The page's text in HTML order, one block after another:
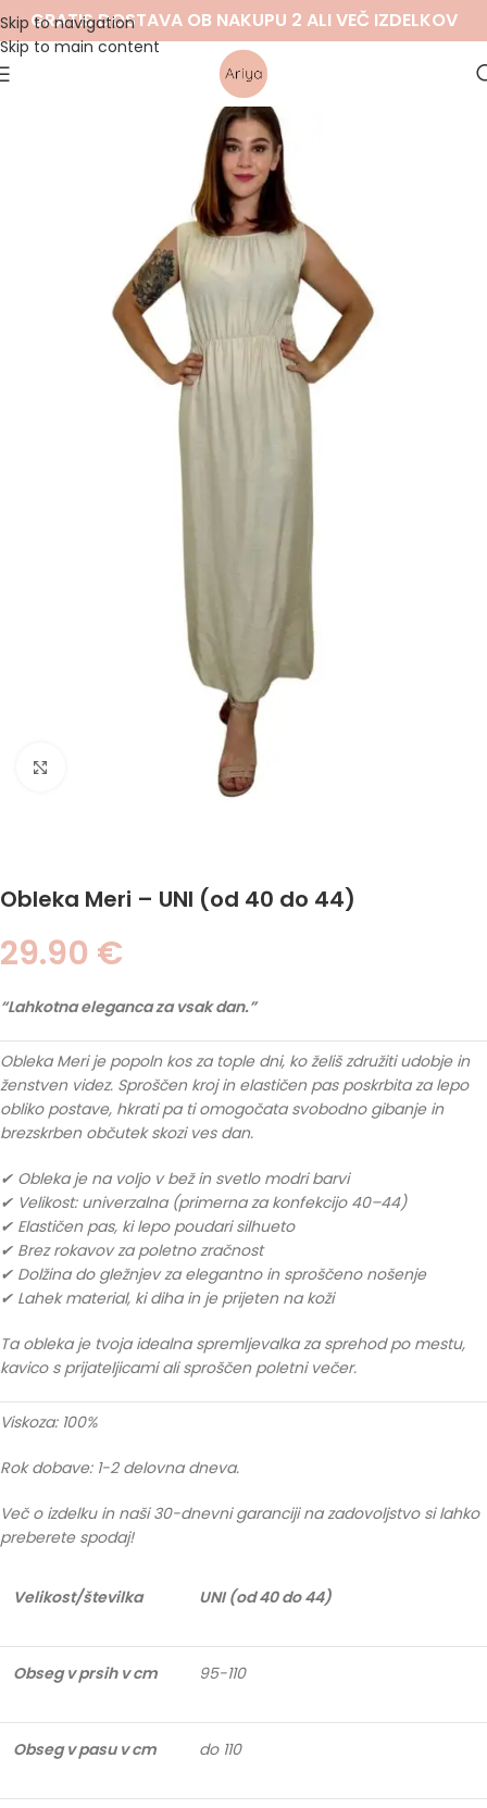
Skip to navigation
Skip to main content
GRATIS DOSTAVA OB NAKUPU 2 ALI VEČ IZDELKOV
Obleka Meri – UNI (od 40 do 44)
29.90 €
“Lahkotna eleganca za vsak dan.”
Obleka Meri je popoln kos za tople dni, ko želiš združiti udobje in
ženstven videz. Sproščen kroj in elastičen pas poskrbita za lepo
obliko postave, hkrati pa ti omogočata svobodno gibanje in
brezskrben občutek skozi ves dan.
✔ Obleka je na voljo v bež in svetlo modri barvi
✔ Velikost: univerzalna (primerna za konfekcijo 40–44)
✔ Elastičen pas, ki lepo poudari silhueto
✔ Brez rokavov za poletno zračnost
✔ Dolžina do gležnjev za elegantno in sproščeno nošenje
✔ Lahek material, ki diha in je prijeten na koži
Ta obleka je tvoja idealna spremljevalka za sprehod po mestu,
kavico s prijateljicami ali sproščen poletni večer.
Viskoza: 100%
Rok dobave: 1-2 delovna dneva.
Več o izdelku in naši 30-dnevni garanciji na zadovoljstvo si lahko
preberete spodaj!
Velikost/številka UNI (od 40 do 44)
Obseg v prsih v cm 95-110
Obseg v pasu v cm do 110